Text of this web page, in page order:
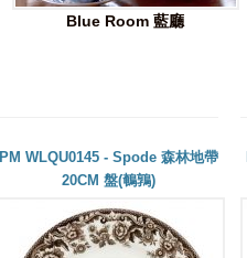
Blue Room 藍廳
PM WLQU0145 - Spode 森林地帶
20CM 盤(鵪鶉)